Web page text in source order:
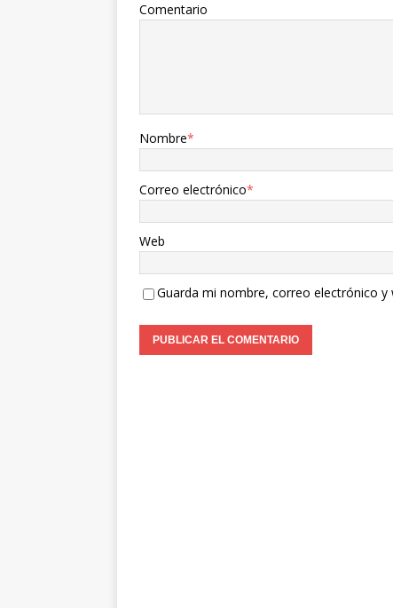
Comentario
Nombre*
Correo electrónico*
Web
Guarda mi nombre, correo electrónico